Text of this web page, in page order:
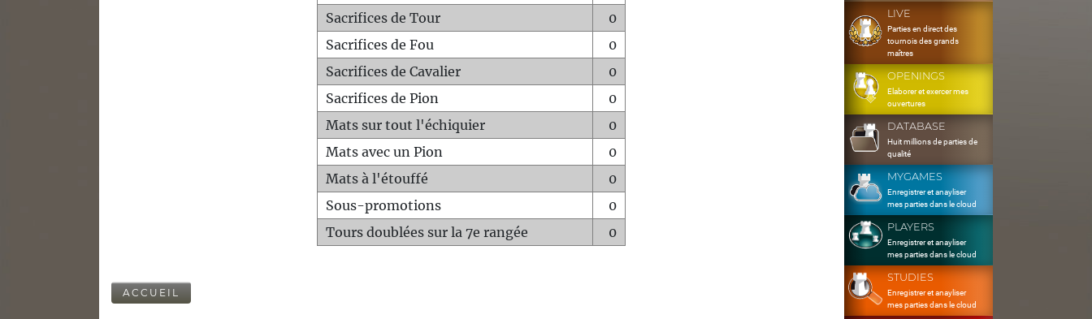
Sacrifices de Tour
0
Sacrifices de Fou
0
Sacrifices de Cavalier
0
Sacrifices de Pion
0
Mats sur tout l'échiquier
0
Mats avec un Pion
0
Mats à l'étouffé
0
Sous-promotions
0
Tours doublées sur la 7e rangée
0
ACCUEIL
LIVE
Parties en direct des
tournois des grands
maîtres
OPENINGS
Elaborer et exercer mes
ouvertures
DATABASE
Huit millions de parties de
qualité
MYGAMES
Enregistrer et anayliser
mes parties dans le cloud
PLAYERS
Enregistrer et anayliser
mes parties dans le cloud
STUDIES
Enregistrer et anayliser
mes parties dans le cloud